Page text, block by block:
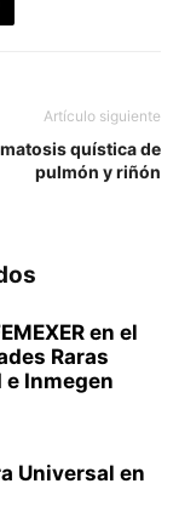
Artículo siguiente
quística de
pulmón y riñón
en el
Raras
Inmegen
Universal en